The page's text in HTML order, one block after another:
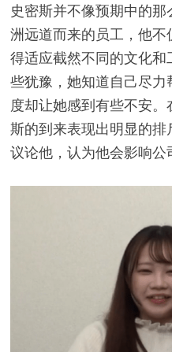
史密斯并不像预期中的
洲远道而来的员工，他
得适应截然不同的文化
些犹豫，她知道自己尽
度却让她感到有些不安
斯的到来表现出明显的
议论他，认为他会影响公